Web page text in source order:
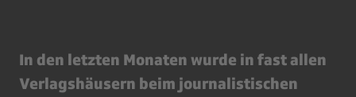
In den letzten Monaten wurde in fast allen
Verlagshäusern beim journalistischen